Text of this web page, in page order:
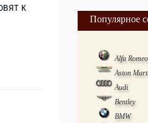
к
Популярное
Alfa Romeo
Aston
Audi
Bentley
BMW